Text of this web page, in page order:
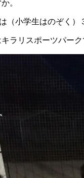
。
（小学生はのぞく）
ラリスポーツパーク